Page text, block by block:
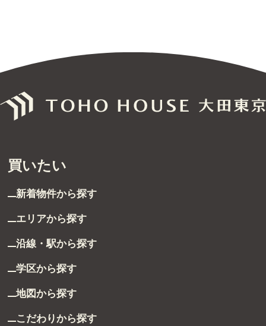
買いたい
新着物件から探す
エリアから探す
沿線・駅から探す
学区から探す
地図から探す
こだわりから探す
不動産売却について
サービス
購入までの流れ
無料会員登録サービス
TOHO HOUSE CLUB
会社紹介
東宝ハウス大田東京に
スタッフ一覧